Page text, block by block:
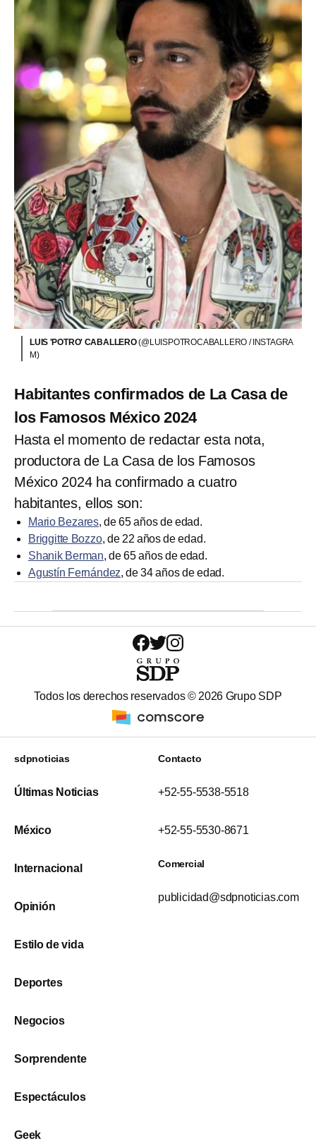
LUIS 'POTRO' CABALLERO(@LUISPOTROCABALLERO / INSTAGRA
M)
Habitantes confirmados de La Casa de
los Famosos México 2024
Hasta el momento de redactar esta nota,
productora de La Casa de los Famosos
México 2024 ha confirmado a cuatro
habitantes, ellos son:
Mario Bezares, de 65 años de edad.
Briggitte Bozzo, de 22 años de edad.
Shanik Berman, de 65 años de edad.
Agustín Fernández, de 34 años de edad.
Todos los derechos reservados © 2026 Grupo SDP
sdpnoticias
Últimas Noticias
México
Internacional
Opinión
Estilo de vida
Deportes
Negocios
Sorprendente
Espectáculos
Geek
Contacto
+52-55-5538-5518
+52-55-5530-8671
Comercial
publicidad@sdpnoticias.com